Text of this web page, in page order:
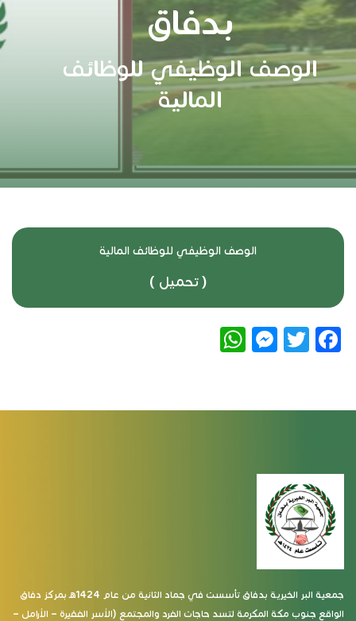
بدفاق
الوصف الوظيفي للوظائف
المالية
الوصف الوظيفي للوظائف المالية
(تحميل )
Facebook
Twitter
Messenger
جمعية البر الخيرية بدفاق تأسست في جماد الثانية من عام 1424هـ بمركز دفاق
الواقع جنوب مكة المكرمة لتسد حاجات الفرد والمجتمع (الأسر الفقيرة – الأرامل –